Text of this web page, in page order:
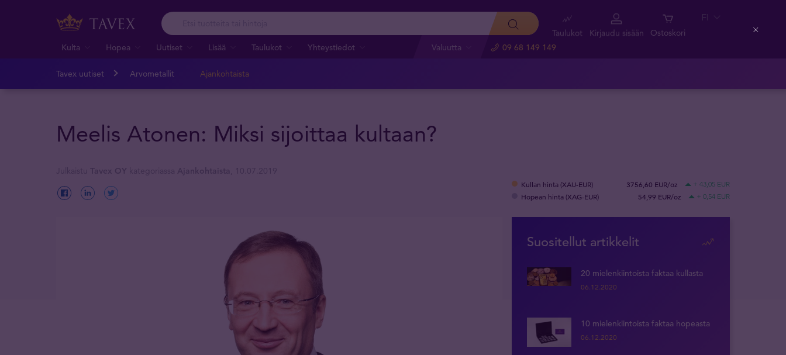
Kulta Hopea Uutiset Lisää Taulukot Yhteystiedot Valuutta 09 68 149 149
Taulukot Kirjaudu sisään Ostoskori
FI
Tavex uutiset Arvometallit Ajankohtaista
Meelis Atonen: Miksi sijoittaa kultaan?
Kullan hinta (XAU-EUR) 3756,60 EUR/oz + 43,05 EUR
Hopean hinta (XAG-EUR) 54,99 EUR/oz + 0,54 EUR
Suositellut artikkelit
20 mielenkiintoista faktaa kullasta
06.12.2020
10 mielenkiintoista faktaa hopeasta
06.12.2020
Close